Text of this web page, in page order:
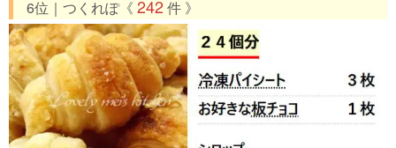
6位｜つくれぽ《 242 件 》